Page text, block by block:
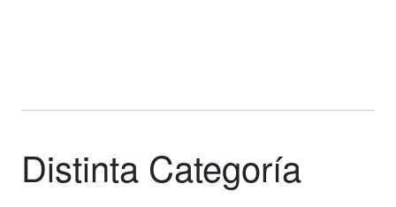
Distinta Categoría